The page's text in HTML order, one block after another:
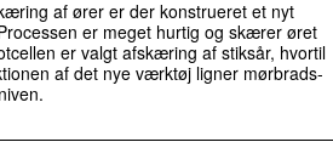
af ører er der konstrueret et nyt
er meget hurtig og skærer øret
er valgt afskæring af stiksår, hvortil
af det nye værktøj ligner mørbrads-